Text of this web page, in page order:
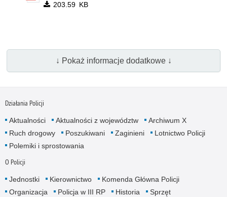
203.59 KB
↓ Pokaż informacje dodatkowe ↓
Działania Policji
Aktualności Aktualności z województw
Archiwum X
Ruch drogowy
Poszukiwani Zaginieni
Lotnictwo Policji
Polemiki i sprostowania
O Policji
Jednostki Kierownictwo
Komenda Główna Policji
Organizacja
Policja w III RP Historia
Sprzęt